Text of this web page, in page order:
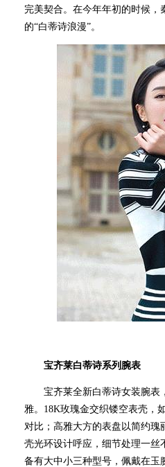
完美契合。在今年年初的时候
的“白蒂诗浪漫”。
宝齐莱白蒂诗系列腕表
宝齐莱全新白蒂诗女装腕表，
雅。18K玫瑰金交织镂空表壳，
对比；高雅大方的表盘以简约
壳光环设计呼应，细节处理一
备有大中小三种型号，佩戴在